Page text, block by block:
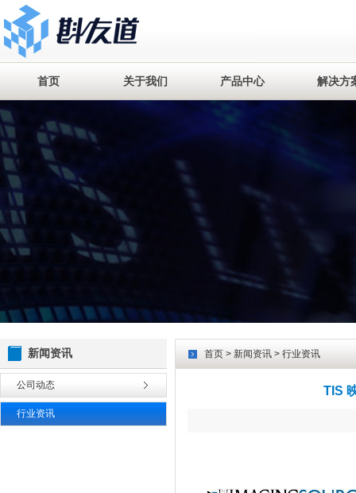
首页 关于我们 产品中心 解决方
新闻资讯
公司动态
行业资讯
首页 > 新闻资讯 > 行业资讯
TIS